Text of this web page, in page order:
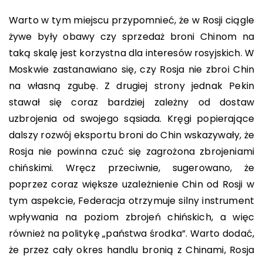
Warto w tym miejscu przypomnieć, że w Rosji ciągle
żywe były obawy czy sprzedaż broni Chinom na
taką skalę jest korzystna dla interesów rosyjskich. W
Moskwie zastanawiano się, czy Rosja nie zbroi Chin
na własną zgubę. Z drugiej strony jednak Pekin
stawał się coraz bardziej zależny od dostaw
uzbrojenia od swojego sąsiada. Kręgi popierające
dalszy rozwój eksportu broni do Chin wskazywały, że
Rosja nie powinna czuć się zagrożona zbrojeniami
chińskimi. Wręcz przeciwnie, sugerowano, że
poprzez coraz większe uzależnienie Chin od Rosji w
tym aspekcie, Federacja otrzymuje silny instrument
wpływania na poziom zbrojeń chińskich, a więc
również na politykę „państwa środka”. Warto dodać,
że przez cały okres handlu bronią z Chinami, Rosja